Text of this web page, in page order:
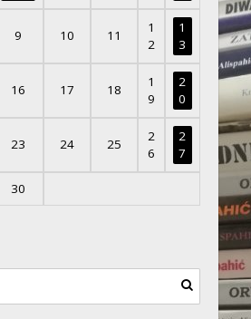
9 10 11
1
2
1
3
16 17 18
1
9
2
0
23 24 25
2
6
2
7
30